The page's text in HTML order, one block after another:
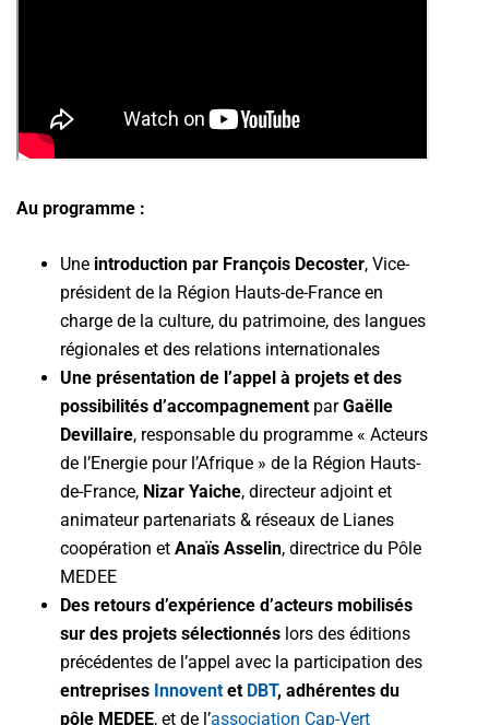
Au programme :
Une introduction par François Decoster, Vice-
président de la Région Hauts-de-France en
charge de la culture, du patrimoine, des langues
régionales et des relations internationales
Une présentation de l’appel à projets et des
possibilités d’accompagnement parGaëlle
Devillaire, responsable du programme « Acteurs
de l’Energie pour l’Afrique » de la Région Hauts-
de-France, Nizar Yaiche, directeur adjoint et
animateur partenariats & réseaux de Lianes
coopération et Anaïs Asselin, directrice du Pôle
MEDEE
Des retours d’expérience d’acteurs mobilisés
sur des projets sélectionnés lors des éditions
précédentes de l’appel avec la participation des
entreprises Innovent et DBT, adhérentes du
pôle MEDEE, et de l’association Cap-Vert